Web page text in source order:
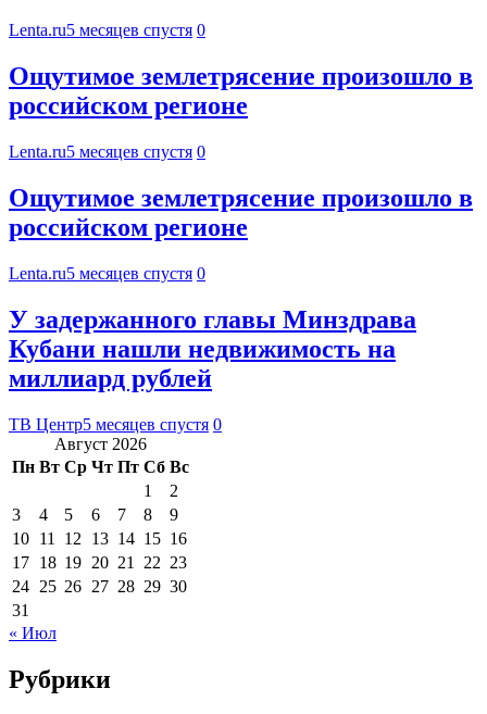
Lenta.ru5 месяцев спустя 0
Ощутимое землетрясение произошло в
российском регионе
Lenta.ru5 месяцев спустя 0
Ощутимое землетрясение произошло в
российском регионе
Lenta.ru5 месяцев спустя 0
У задержанного главы Минздрава
Кубани нашли недвижимость на
миллиард рублей
ТВ Центр5 месяцев спустя 0
Август 2026
Пн Вт Ср Чт Пт Сб Вс
1
2
3
4 5 6 7 8
9
10 11 12 13 14 15 16
17 18 19 20 21 22 23
24 25 26 27 28 29 30
31
« Июл
Рубрики